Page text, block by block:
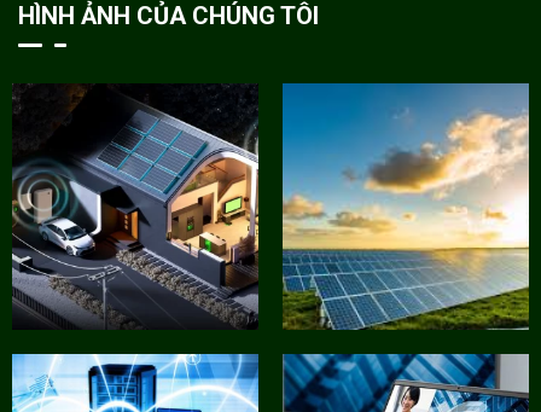
HÌNH ẢNH CỦA CHÚNG TÔI